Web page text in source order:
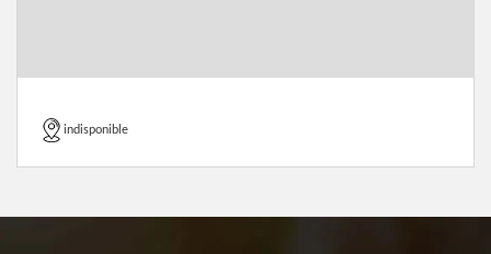
indisponible